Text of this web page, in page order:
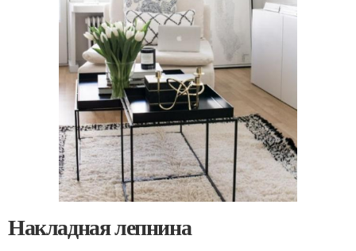
Накладная лепнина